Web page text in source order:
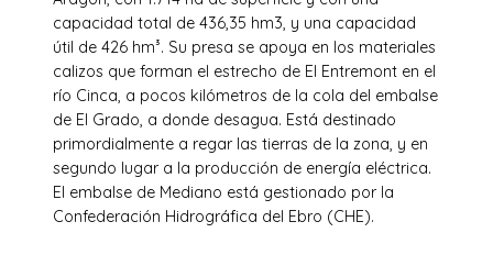
capacidad total de 436,35 hm3, y una capacidad
útil de 426 hm³. Su presa se apoya en los materiales
calizos que forman el estrecho de El Entremont en el
río Cinca, a pocos kilómetros de la cola del embalse
de El Grado, a donde desagua. Está destinado
primordialmente a regar las tierras de la zona, y en
segundo lugar a la producción de energía eléctrica.
El embalse de Mediano está gestionado por la
Confederación Hidrográfica del Ebro (CHE).